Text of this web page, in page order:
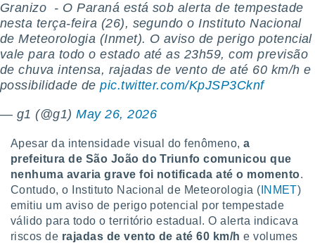
estudos
e
de
1199
Granizo ️ - O Paraná está sob alerta de tempestade
nesta terça-feira (26), segundo o Instituto Nacional
de Meteorologia (Inmet). O aviso de perigo potencial
vale para todo o estado até as 23h59, com previsão
de chuva intensa, rajadas de vento de até 60 km/h e
possibilidade depic.twitter.com/KpJSP3Cknf
— g1 (@g1)May 26, 2026
Apesar da intensidade visual do fenômeno,a
prefeitura de São João do Triunfo comunicou que
nenhuma avaria grave foi notificada até o momento.
Contudo, o Instituto Nacional de Meteorologia ( INMET)
emitiu um aviso de perigo potencial por tempestade
válido para todo o território estadual. O alerta indicava
riscos de rajadas de vento de até 60 km/h e volumes